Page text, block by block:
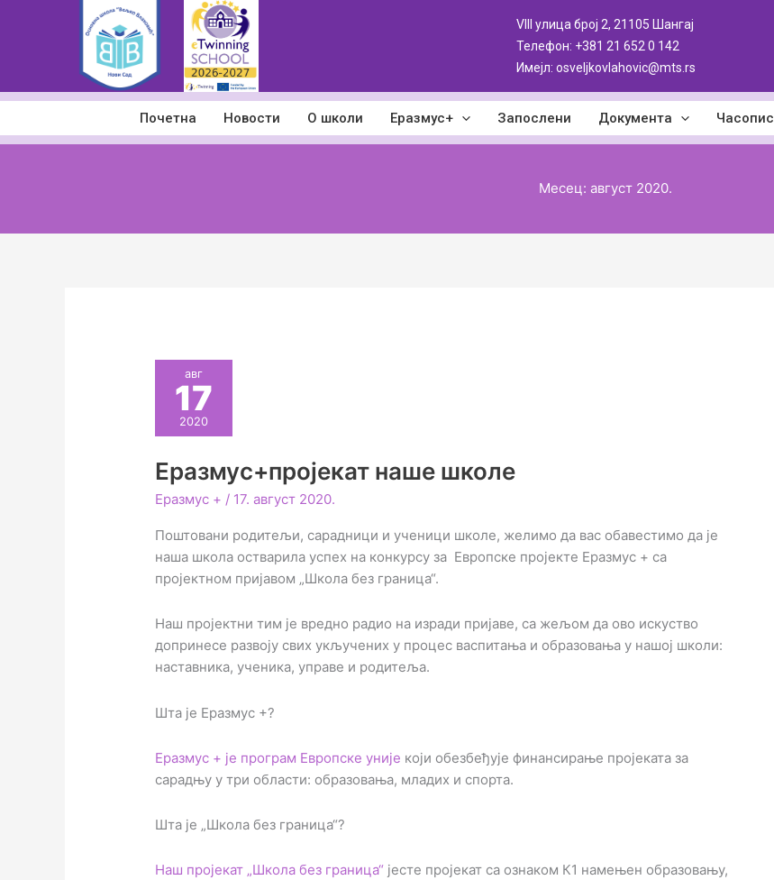
VIII улица број 2, 21105 Шангај
Телефон: +381 21 652 0 142
Имејл: osveljkovlahovic@mts.rs
Почетна Новости О школи Еразмус+ Запослени Документа Часопис
Месец: август 2020.
авг
17
2020
Еразмус+пројекат наше школе
Еразмус + / 17. август 2020.
Поштовани родитељи, сарадници и ученици школе, желимо да вас обавестимо да је
наша школа остварила успех на конкурсу за Европске пројекте Еразмус + са
пројектном пријавом „Школа без граница“.
Наш пројектни тим је вредно радио на изради пријаве, са жељом да ово искуство
допринесе развоју свих укључених у процес васпитања и образовања у нашој школи:
наставника, ученика, управе и родитеља.
Шта је Еразмус +?
Еразмус + је програм Европске уније који обезбеђује финансирање пројеката за
сарадњу у три области: образовања, младих и спорта.
Шта је „Школа без граница“?
Наш пројекат „Школа без граница“ јесте пројекат са ознаком К1 намењен образовању,